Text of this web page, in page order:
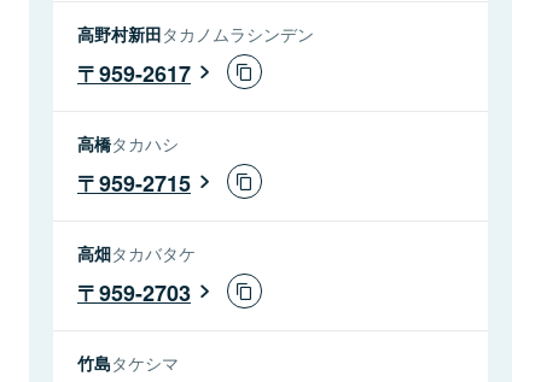
高野村新田タカノムラシンデン
959-2617
高橋タカハシ
959-2715
高畑タカバタケ
959-2703
竹島タケシマ